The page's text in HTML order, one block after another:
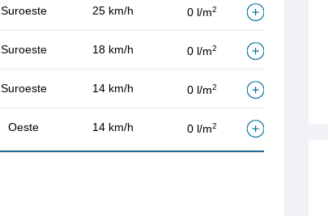
Suroeste 25 km/h 0 l/m2
Suroeste 18 km/h 0 l/m2
Suroeste 14 km/h 0 l/m2
Oeste 14 km/h 0 l/m2